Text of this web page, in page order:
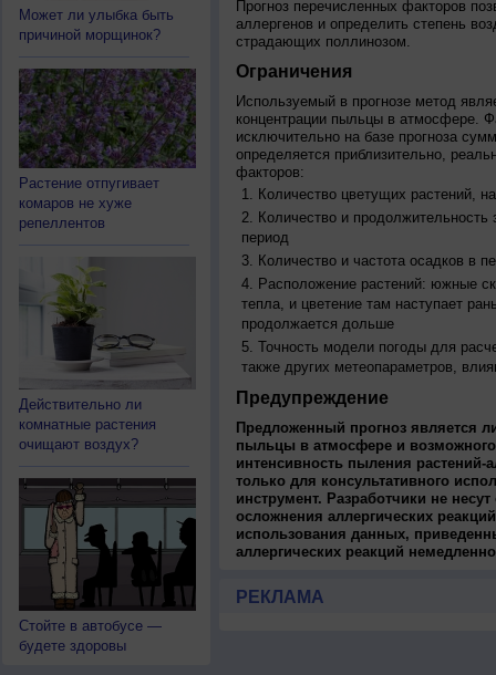
Может ли улыбка быть
причиной морщинок?
Растение отпугивает
комаров не хуже
репеллентов
Действительно ли
комнатные растения
очищают воздух?
Стойте в автобусе —
будете здоровы
Прогноз перечисленных факторов
аллергенов и определить степень
страдающих поллинозом.
Ограничения
Используемый в прогнозе метод
концентрации пыльцы в атмосфере.
исключительно на базе прогноза
определяется приблизительно,
факторов:
Количество цветущих растений,
Количество и продолжительность
период
Количество и частота осадков в
Расположение растений: южные
тепла, и цветение там наступает
продолжается дольше
Точность модели погоды для
также других метеопараметров,
Предупреждение
Предложенный прогноз является
пыльцы в атмосфере и
интенсивность пыления растений-
только для консультативного
инструмент. Разработчики не
осложнения аллергических
использования данных,
аллергических реакций
РЕКЛАМА